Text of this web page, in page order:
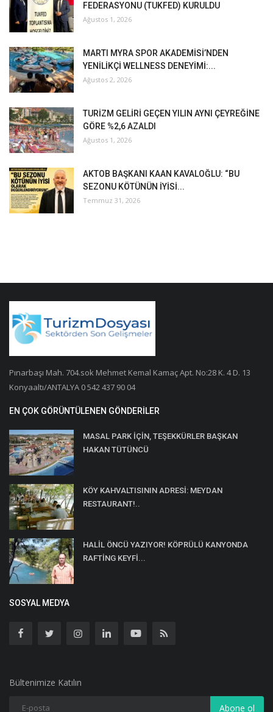
FEDERASYONU (TUKFED) KURULDU
Ağustos 1, 2026
MARTI MYRA SPOR AKADEMİSİ’NDEN
YENİLİKÇİ WELLNESS DENEYİMİ:...
Ağustos 2, 2026
TURİZM GELİRİ GEÇEN YILIN AYNI ÇEYREĞİNE
GÖRE %2,6 AZALDI
Ağustos 1, 2026
AKTOB BAŞKANI KAAN KAVALOĞLU: “BU
SEZONU KÖTÜNÜN İYİSİ...
Temmuz 31, 2026
Pınarbaşı Mah. 704.sok Mehmet Kemal Kamaç Apt. No:28 K. 4 D. 13
Konyaaltı/ANTALYA 0 542 437 90 04
EN ÇOK GÖRÜNTÜLENEN GÖNDERILER
MASAL PARK İÇİN, TEŞEKKÜRLER BAŞKAN
HAKAN TÜTÜNCÜ
KÖY KAHVALTISININ ADRESİ: MEYDAN
RESTAURANT!..
HALİL ÖNCÜ YAZIYOR! KÖPRÜLÜ KANYONDA
RAFTİNG KEYFİ...
SOSYAL MEDYA
Bültenimize Katılın
Abone ol